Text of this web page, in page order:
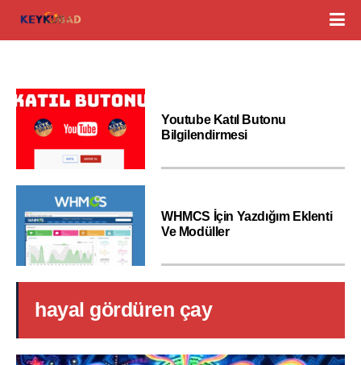
Youtube Katıl Butonu
Bilgilendirmesi
WHMCS İçin Yazdığım Eklenti
Ve Modüller
hayal gördüren çay